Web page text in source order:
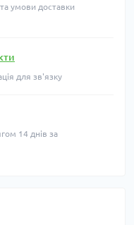
умови доставки
для зв'язку
14 днів за